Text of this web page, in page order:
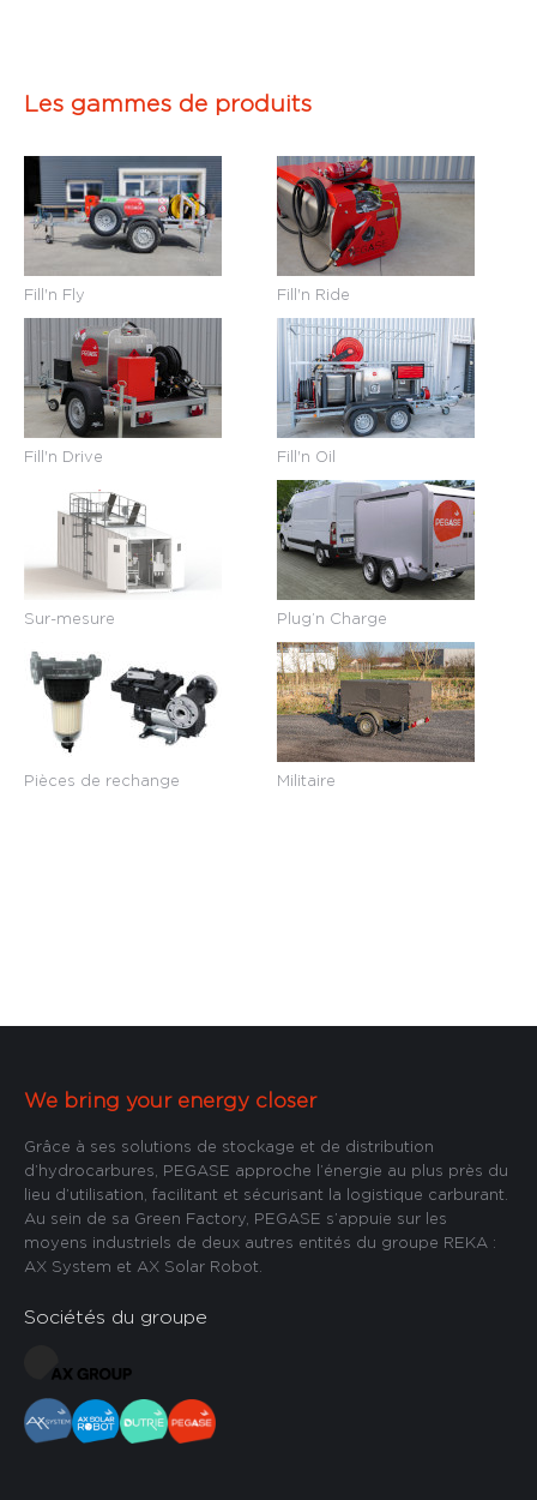
Les gammes de produits
Fill'n Fly
Fill'n Drive
Sur-mesure
Pièces de rechange
Fill'n Ride
Fill'n Oil
Plug’n Charge
Militaire
We bring your energy closer
Grâce à ses solutions de stockage et de distribution
d’hydrocarbures, PEGASE approche l’énergie au plus près du
lieu d’utilisation, facilitant et sécurisant la logistique carburant.
Au sein de sa Green Factory, PEGASE s’appuie sur les
moyens industriels de deux autres entités du groupe REKA :
AX System et AX Solar Robot.
Sociétés du groupe